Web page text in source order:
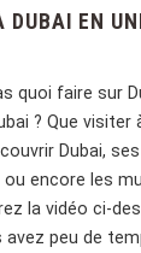
DUBAI EN
quoi faire sur
? Que visiter
Dubai,
encore les
la vidéo ci-
avez peu de